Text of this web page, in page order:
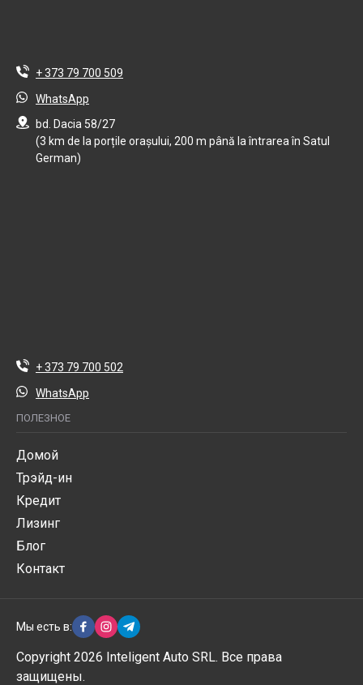
+ 373 79 700 509
WhatsApp
bd. Dacia 58/27
(3 km de la porțile orașului, 200 m până la întrarea în Satul
German)
+ 373 79 700 502
WhatsApp
ПОЛЕЗНОЕ
Домой
Трэйд-ин
Кредит
Лизинг
Блог
Контакт
Мы есть в:
Copyright 2026 Inteligent Auto SRL. Все права
защищены.